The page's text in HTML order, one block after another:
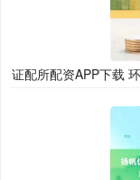
证配所配资APP下载